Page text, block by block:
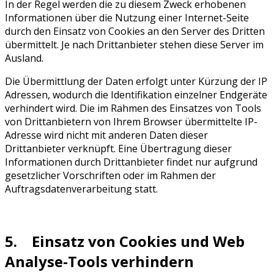
In der Regel werden die zu diesem Zweck erhobenen
Informationen über die Nutzung einer Internet-Seite
durch den Einsatz von Cookies an den Server des Dritten
übermittelt. Je nach Drittanbieter stehen diese Server im
Ausland.
Die Übermittlung der Daten erfolgt unter Kürzung der IP
Adressen, wodurch die Identifikation einzelner Endgeräte
verhindert wird. Die im Rahmen des Einsatzes von Tools
von Drittanbietern von Ihrem Browser übermittelte IP-
Adresse wird nicht mit anderen Daten dieser
Drittanbieter verknüpft. Eine Übertragung dieser
Informationen durch Drittanbieter findet nur aufgrund
gesetzlicher Vorschriften oder im Rahmen der
Auftragsdatenverarbeitung statt.
5. Einsatz von Cookies und Web
Analyse-Tools verhindern